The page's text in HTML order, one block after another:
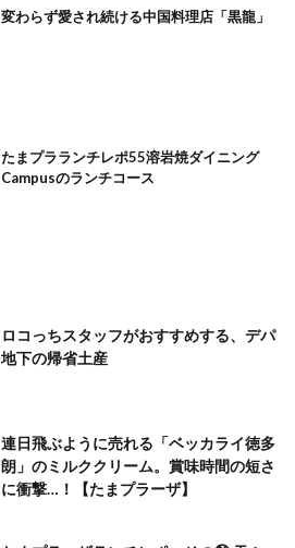
変わらず愛され続ける中国料理店「黒龍」
たまプラランチレポ55溶岩焼ダイニング
Campusのランチコース
ロコっちスタッフがおすすめする、デパ
地下の帰省土産
連日飛ぶように売れる「ベッカライ徳多
朗」のミルククリーム。賞味時間の短さ
に衝撃…！【たまプラーザ】